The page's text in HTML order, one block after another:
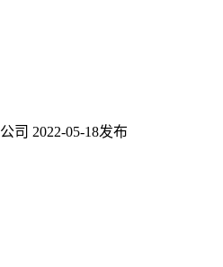
司 2022-05-18发布